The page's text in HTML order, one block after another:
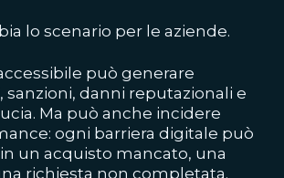
lo scenario per le aziende.
può generare
sanzioni, danni reputazionali e
Ma può anche incidere
ogni barriera digitale può
un acquisto mancato, una
richiesta non completata.